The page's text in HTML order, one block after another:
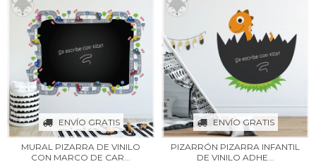
ENVÍO GRATIS
MURAL PIZARRA DE VINILO
CON MARCO DE CAR...
ENVÍO GRATIS
PIZARRÓN PIZARRA INFANTIL
DE VINILO ADHE...